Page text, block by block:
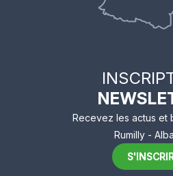
Recevez les actus et
Rumilly -